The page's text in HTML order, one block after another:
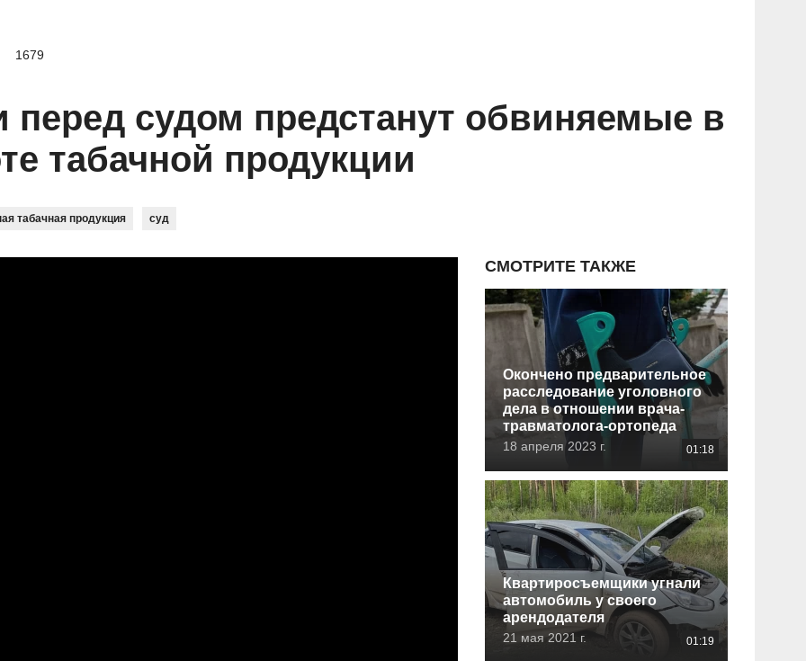
1679
перед судом предстанут обвиняемые в
табачной продукции
табачная продукция суд
СМОТРИТЕ ТАКЖЕ
Окончено предварительное
расследование уголовного
дела в отношении врача-
травматолога-ортопеда
18 апреля 2023 г. 01:18
Квартиросъемщики угнали
автомобиль у своего
арендодателя
21 мая 2021 г. 01:19